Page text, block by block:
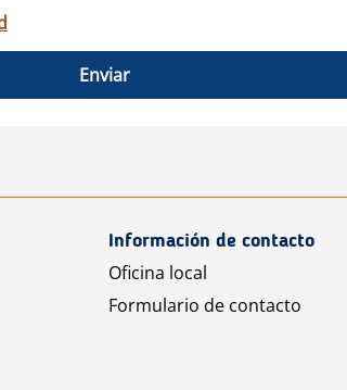
Enviar
Información de contacto
Oficina local
Formulario de contacto